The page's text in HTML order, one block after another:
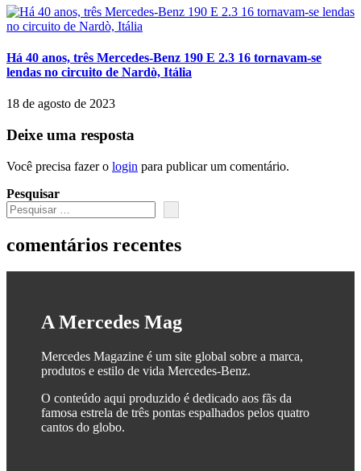
Há 40 anos, três Mercedes-Benz 190 E 2.3 16 tornavam-se
lendas no circuito de Nardò, Itália
18 de agosto de 2023
Deixe uma resposta
Você precisa fazer o login para publicar um comentário.
Pesquisar
comentários recentes
A Mercedes Mag
Mercedes Magazine é um site global sobre a marca,
produtos e estilo de vida Mercedes-Benz.
O conteúdo aqui produzido é dedicado aos fãs da
famosa estrela de três pontas espalhados pelos quatro
cantos do globo.